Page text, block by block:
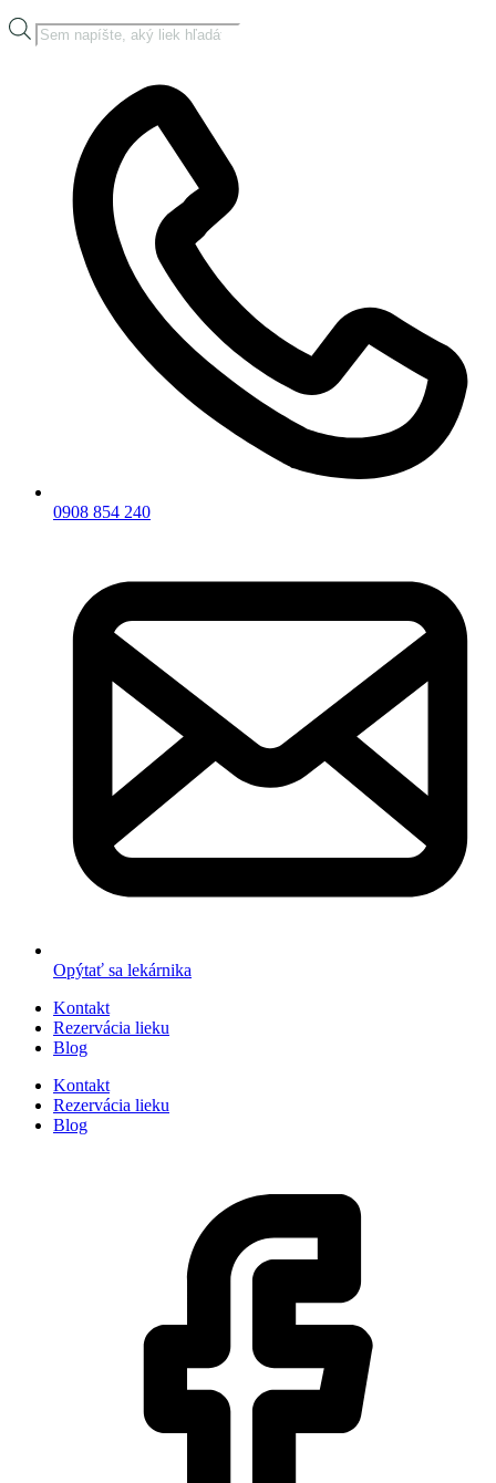
Products
search
0908 854 240
Opýtať sa lekárnika
Kontakt
Rezervácia lieku
Blog
Kontakt
Rezervácia lieku
Blog